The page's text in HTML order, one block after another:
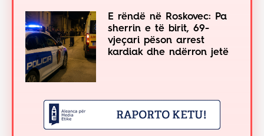
E rëndë në Roskovec: Pa
sherrin e të birit, 69-
vjeçari pëson arrest
kardiak dhe ndërron jetë